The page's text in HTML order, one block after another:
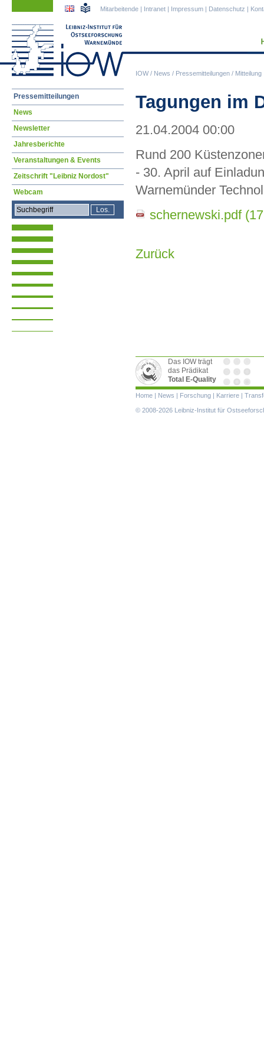
IOW/ News / Pressemitteilungen / Mitteilung
Mitarbeitende | Intranet | Impressum | Datenschutz |
Tagungen im
21.04.2004 00:00
Rund 200
- 30. April auf
Warnemünder
schernewski.pdf
Zurück
Navigation
Pressemitteilungen
News
Newsletter
Jahresberichte
Veranstaltungen & Events
Zeitschrift "Leibniz Nordost"
Webcam
Das IOW trägt
das Prädikat
Total E-Quality
Navigation
überspringen
Home | News | Forschung | Karriere |
© 2008-2026 Leibniz-Institut für